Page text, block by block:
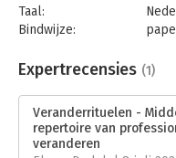
Taal:
Bindwijze:
Uitgever:
Boom
Verschijningsdatum:
12-
Hoofdrubriek:
Expertrecensies (1)
Veranderrituelen -
repertoire van
veranderen